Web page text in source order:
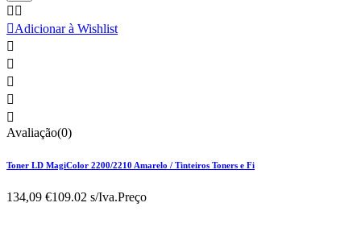
 
Adicionar à Wishlist





Avaliação(0)
Toner LD MagiColor 2200/2210 Amarelo / Tinteiros Toners e Fi
134,09 €109.02 s/Iva.Preço